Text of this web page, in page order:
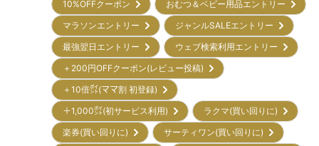
10%OFFクーポン
おむつ＆ベビー用品エントリー
マラソンエントリー
ジャンルSALEエントリー
最強翌日エントリー
ウェブ検索利用エントリー
＋200円OFFクーポン(レビュー投稿)
＋10倍㌽(ママ割 初登録)
＋1,000㌽(初サービス利用)
ラクマ(買い回りに)
楽券(買い回りに)
サーティワン(買い回りに)